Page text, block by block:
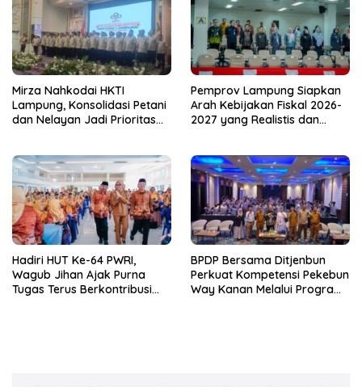
Mirza Nahkodai HKTI
Lampung, Konsolidasi Petani
dan Nelayan Jadi Prioritas
Pemprov Lampung Siapkan
Arah Kebijakan Fiskal 2026-
2027 yang Realistis dan
Hadiri HUT Ke-64 PWRI,
Wagub Jihan Ajak Purna
Tugas Terus Berkontribusi
BPDP Bersama Ditjenbun
Perkuat Kompetensi Pekebun
Way Kanan Melalui Program